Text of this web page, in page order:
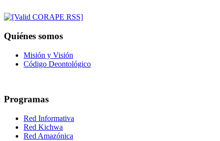
Quiénes somos
Misión y Visión
Código Deontológico
Programas
Red Informativa
Red Kichwa
Red Amazónica